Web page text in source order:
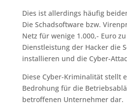
Dies ist allerdings häufig
Die Schadsoftware bzw.
Netz für wenige 1.000,- Euro
Dienstleistung der Hacker die
installieren und die Cyber-
Diese Cyber-Kriminalität stellt
Bedrohung für die
betroffenen Unternehmer dar.